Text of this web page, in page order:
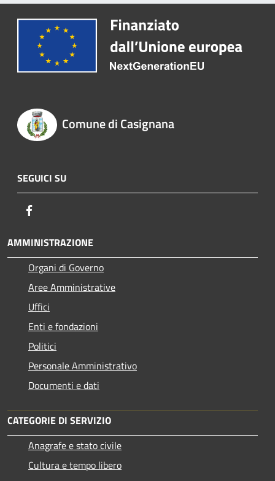
Comune di Casignana
SEGUICI SU
AMMINISTRAZIONE
Organi di Governo
Aree Amministrative
Uffici
Enti e fondazioni
Politici
Personale Amministrativo
Documenti e dati
CATEGORIE DI SERVIZIO
Anagrafe e stato civile
Cultura e tempo libero